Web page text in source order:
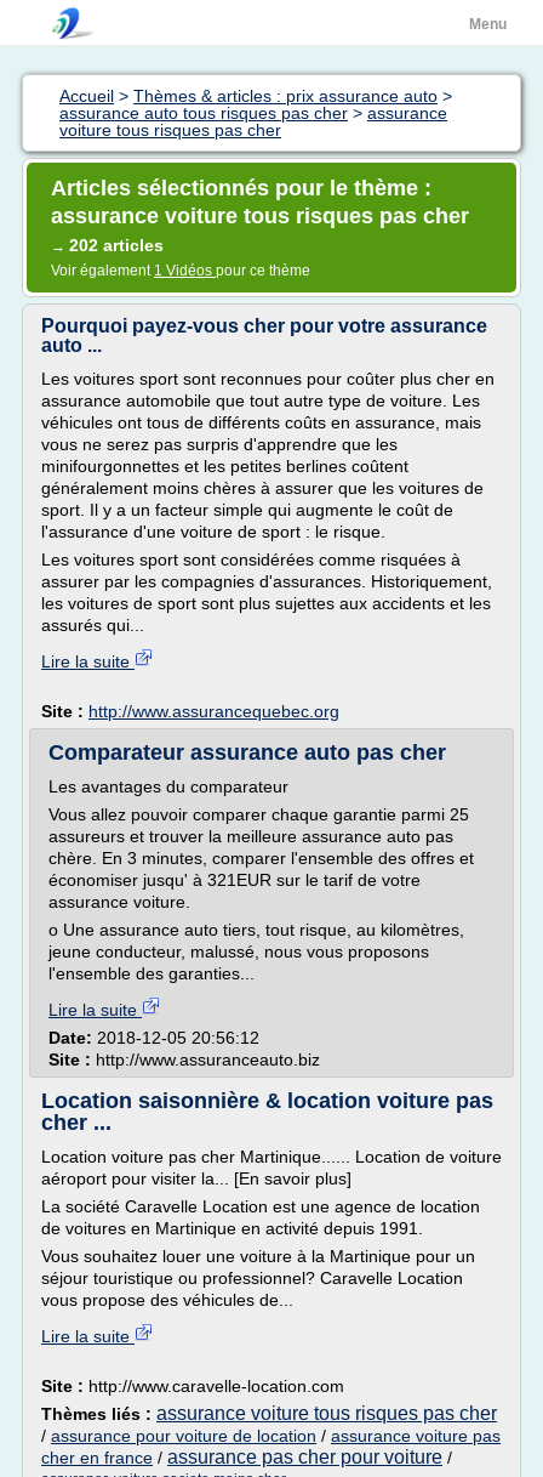
Menu
Accueil > Thèmes & articles : prix assurance auto >
assurance auto tous risques pas cher > assurance
voiture tous risques pas cher
Articles sélectionnés pour le thème :
assurance voiture tous risques pas cher
→ 202 articles
Voir également 1 Vidéos pour ce thème
Pourquoi payez-vous cher pour votre assurance
auto ...
Les voitures sport sont reconnues pour coûter plus cher en
assurance automobile que tout autre type de voiture. Les
véhicules ont tous de différents coûts en assurance, mais
vous ne serez pas surpris d'apprendre que les
minifourgonnettes et les petites berlines coûtent
généralement moins chères à assurer que les voitures de
sport. Il y a un facteur simple qui augmente le coût de
l'assurance d'une voiture de sport : le risque.
Les voitures sport sont considérées comme risquées à
assurer par les compagnies d'assurances. Historiquement,
les voitures de sport sont plus sujettes aux accidents et les
assurés qui...
Lire la suite
Site : http://www.assurancequebec.org
Comparateur assurance auto pas cher
Les avantages du comparateur
Vous allez pouvoir comparer chaque garantie parmi 25
assureurs et trouver la meilleure assurance auto pas
chère. En 3 minutes, comparer l'ensemble des offres et
économiser jusqu' à 321EUR sur le tarif de votre
assurance voiture.
o Une assurance auto tiers, tout risque, au kilomètres,
jeune conducteur, malussé, nous vous proposons
l'ensemble des garanties...
Lire la suite
Date: 2018-12-05 20:56:12
Site : http://www.assuranceauto.biz
Location saisonnière & location voiture pas
cher ...
Location voiture pas cher Martinique...... Location de voiture
aéroport pour visiter la... [En savoir plus]
La société Caravelle Location est une agence de location
de voitures en Martinique en activité depuis 1991.
Vous souhaitez louer une voiture à la Martinique pour un
séjour touristique ou professionnel? Caravelle Location
vous propose des véhicules de...
Lire la suite
Site : http://www.caravelle-location.com
Thèmes liés : assurance voiture tous risques pas cher
/ assurance pour voiture de location / assurance voiture pas
cher en france / assurance pas cher pour voiture /